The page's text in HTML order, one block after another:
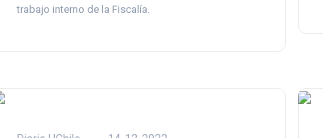
trabajo interno de la Fiscalía.